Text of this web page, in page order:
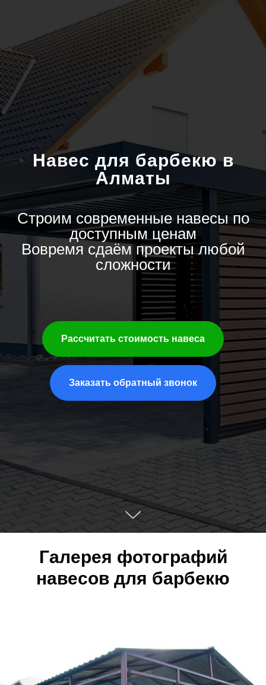
Навес для барбекю в
Алматы
Строим современные навесы по
доступным ценам
Вовремя сдаём проекты любой
сложности
Рассчитать стоимость навеса
Заказать обратный звонок
Галерея фотографий
навесов для барбекю